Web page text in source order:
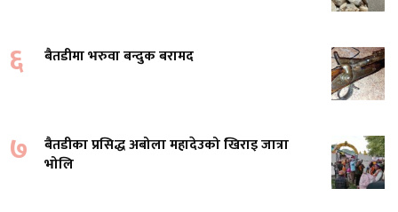
६ बैतडीमा भरुवा बन्दुक बरामद
७
बैतडीका प्रसिद्ध अबोला महादेउको खिराइ जात्रा
भोलि